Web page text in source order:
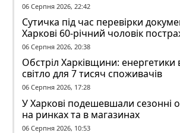
06 Серпня 2026, 22:42
Сутичка під час перевірки
Харкові 60-річний чоловік
конфлікті з ТЦК
06 Серпня 2026, 20:38
Обстріл Харківщини:
світло для 7 тисяч споживачів
06 Серпня 2026, 17:28
У Харкові подешевшали сезонні
на ринках та в магазинах
06 Серпня 2026, 10:53